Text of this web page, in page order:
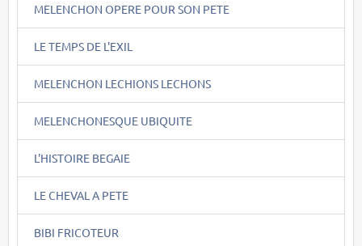
MELENCHON OPERE POUR SON PETE
LE TEMPS DE L'EXIL
MELENCHON LECHIONS LECHONS
MELENCHONESQUE UBIQUITE
L'HISTOIRE BEGAIE
LE CHEVAL A PETE
BIBI FRICOTEUR